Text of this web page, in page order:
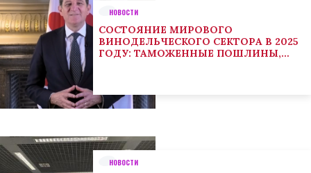
НОВОСТИ
СОСТОЯНИЕ МИРОВОГО
ВИНОДЕЛЬЧЕСКОГО СЕКТОРА В 2025
ГОДУ: ТАМОЖЕННЫЕ ПОШЛИНЫ,
НОВОСТИ